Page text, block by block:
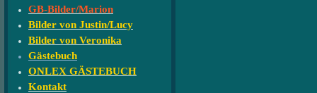
GB-Bilder/Marion
Bilder von Justin/Lucy
Bilder von Veronika
Gästebuch
ONLEX GÄSTEBUCH
Kontakt